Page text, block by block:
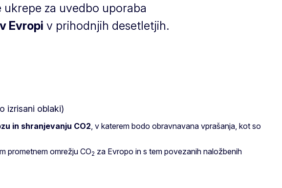
za uvedbo uporaba
Evropi v prihodnjih desetletjih.
in shranjevanju CO2 , v katerem bodo obravnavana vprašanja, kot so
prometnem omrežju CO2 za Evropo in s tem povezanih naložbenih